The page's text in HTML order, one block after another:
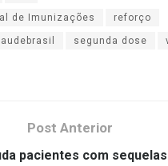
de Imunizações reforço
segunda dose
Post Anterior
pacientes com